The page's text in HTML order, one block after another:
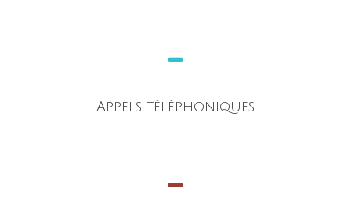
-
Appels téléphoniques
-